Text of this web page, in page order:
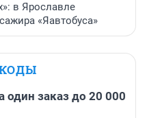
в Ярославле
«Яавтобуса»
один заказ до 20 000